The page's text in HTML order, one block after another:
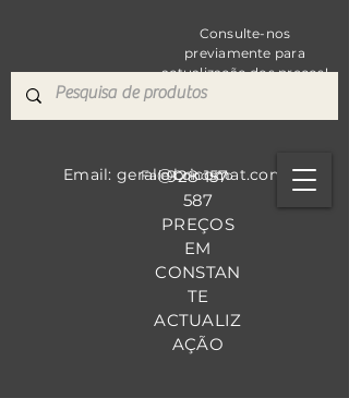
Consulte-nos
previamente para
actualização dos preços!
928 157
587
PREÇOS
EM
CONSTAN
TE
ACTUALIZ
AÇÃO
Fale Conosco
Email: geral@bricomat.com